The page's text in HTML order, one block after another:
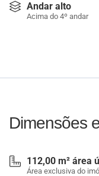
Andar alto
Acima do 4º andar
Dimensões
112,00 m² área
Área exclusiva do